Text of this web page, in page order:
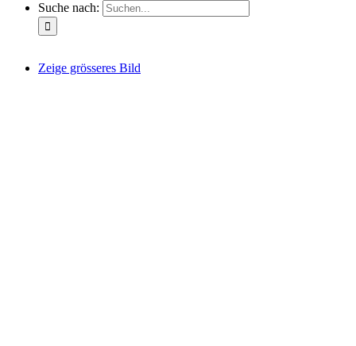
Suche nach:
Zeige grösseres Bild